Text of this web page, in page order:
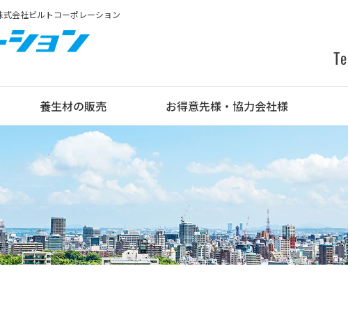
会社ビルトコーポレーション
養生材の販売 お得意先様・協力会社様